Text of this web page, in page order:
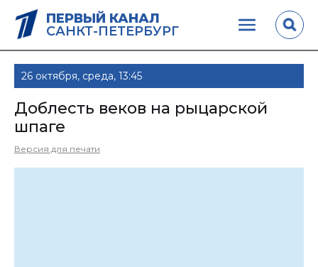
ПЕРВЫЙ КАНАЛ
САНКТ-ПЕТЕРБУРГ
26 октября, среда, 13:45
Доблесть веков на рыцарской
шпаге
Версия для печати